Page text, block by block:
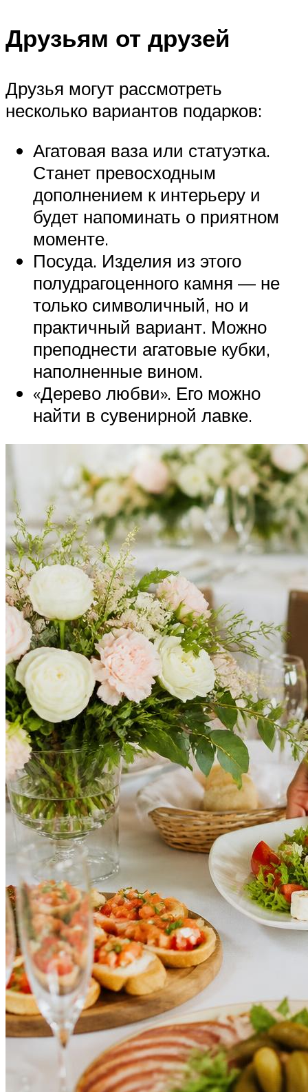
Друзьям от друзей
Друзья могут рассмотреть
несколько вариантов подарков:
Агатовая ваза или статуэтка.
Станет превосходным
дополнением к интерьеру и
будет напоминать о приятном
моменте.
Посуда. Изделия из этого
полудрагоценного камня — не
только символичный, но и
практичный вариант. Можно
преподнести агатовые кубки,
наполненные вином.
«Дерево любви». Его можно
найти в сувенирной лавке.